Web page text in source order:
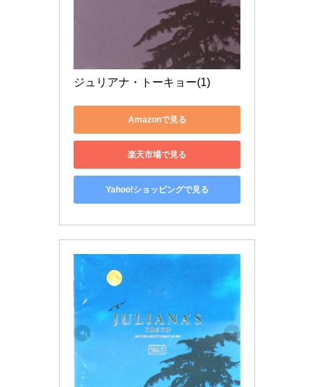
ジュリアナ・トーキョー(1)
Amazonで見る
楽天市場で見る
Yahoo!ショッピングで見る